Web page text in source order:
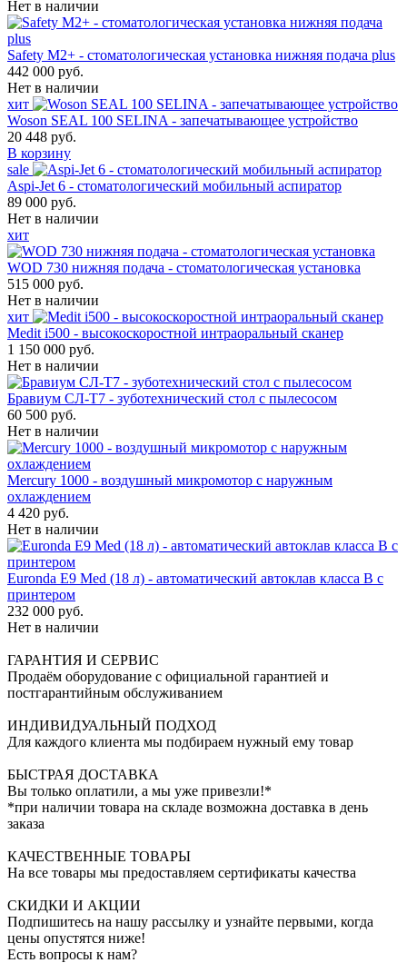
Нет в наличии
Safety M2+ - стоматологическая установка нижняя подача plus
442 000 руб.
Нет в наличии
хит
Woson SEAL 100 SELINA - запечатывающее устройство
20 448 руб.
В корзину
sale
Aspi-Jet 6 - стоматологический мобильный аспиратор
89 000 руб.
Нет в наличии
хит
WOD 730 нижняя подача - стоматологическая установка
515 000 руб.
Нет в наличии
хит
Medit i500 - высокоскоростной интраоральный сканер
1 150 000 руб.
Нет в наличии
Бравиум СЛ-Т7 - зуботехнический стол с пылесосом
60 500 руб.
Нет в наличии
Mercury 1000 - воздушный микромотор с наружным
охлаждением
4 420 руб.
Нет в наличии
Euronda E9 Med (18 л) - автоматический автоклав класса B с
принтером
232 000 руб.
Нет в наличии
ГАРАНТИЯ И СЕРВИС
Продаём оборудование с официальной гарантией и
постгарантийным обслуживанием
ИНДИВИДУАЛЬНЫЙ ПОДХОД
Для каждого клиента мы подбираем нужный ему товар
БЫСТРАЯ ДОСТАВКА
Вы только оплатили, а мы уже привезли!*
*при наличии товара на складе возможна доставка в день
заказа
КАЧЕСТВЕННЫЕ ТОВАРЫ
На все товары мы предоставляем сертификаты качества
СКИДКИ И АКЦИИ
Подпишитесь на нашу рассылку и узнайте первыми, когда
цены опустятся ниже!
Есть вопросы к нам?